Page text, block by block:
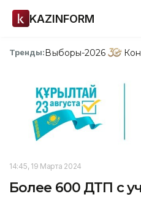
KAZINFORM
Тренды:Выборы-2026
14:45, 19 Марта 2024
Более 600 ДТП с